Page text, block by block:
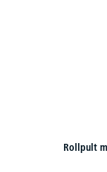
Rollpult